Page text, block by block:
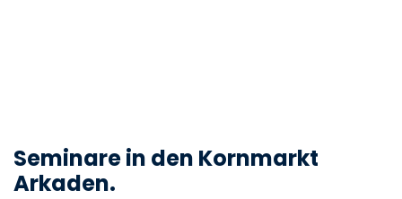
Seminare in den Kornmarkt
Arkaden.